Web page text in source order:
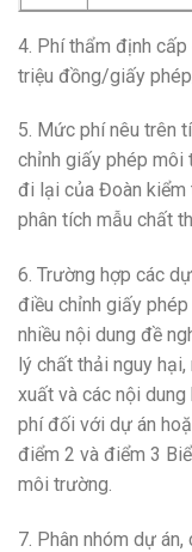
4. Phí thẩm định
triệu đồng/giấy
5. Mức phí nêu trên
chỉnh giấy phép môi
đi lại của Đoàn kiểm
phân tích mẫu chất
6. Trường hợp các
điều chỉnh giấy
nhiều nội dung đề
lý chất thải nguy
xuất và các nội
phí đối với dự án
điểm 2 và điểm 3
môi trường.
7. Phân nhóm dự